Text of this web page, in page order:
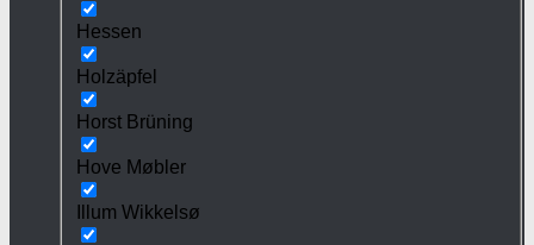
Hessen
Holzäpfel
Horst Brüning
Hove Møbler
Illum Wikkelsø